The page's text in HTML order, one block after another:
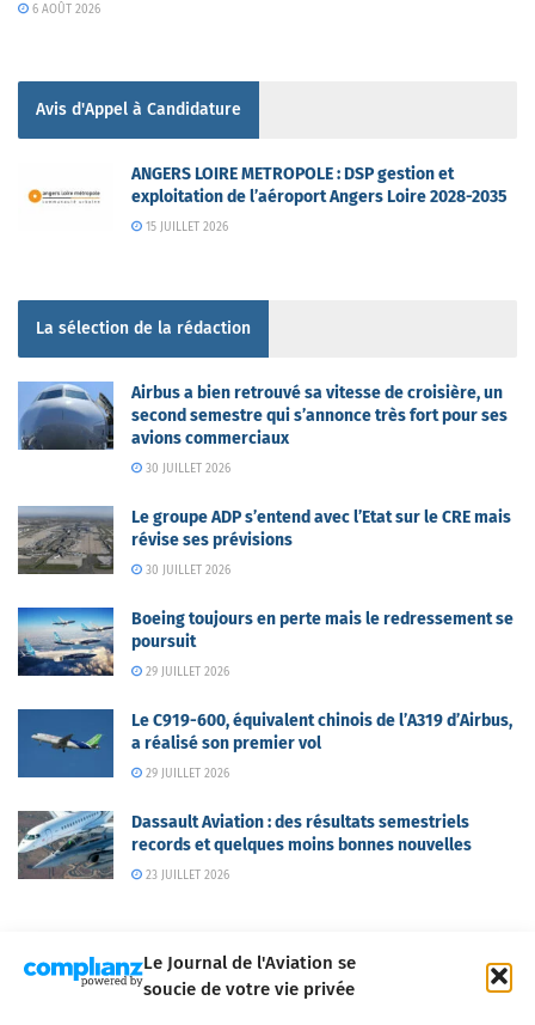
Le Journal de l'Aviation se
soucie de votre vie privée
6 AOÛT 2026
Avis d'Appel à Candidature
ANGERS LOIRE METROPOLE : DSP gestion et
exploitation de l’aéroport Angers Loire 2028-2035
15 JUILLET 2026
La sélection de la rédaction
Airbus a bien retrouvé sa vitesse de croisière, un
second semestre qui s’annonce très fort pour ses
avions commerciaux
30 JUILLET 2026
Le groupe ADP s’entend avec l’Etat sur le CRE mais
révise ses prévisions
30 JUILLET 2026
Boeing toujours en perte mais le redressement se
poursuit
29 JUILLET 2026
Le C919-600, équivalent chinois de l’A319 d’Airbus,
a réalisé son premier vol
29 JUILLET 2026
Dassault Aviation : des résultats semestriels
records et quelques moins bonnes nouvelles
23 JUILLET 2026